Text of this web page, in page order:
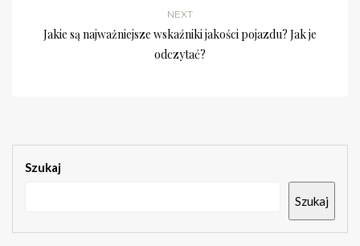
NEXT
Jakie są najważniejsze wskaźniki jakości pojazdu? Jak je
odczytać?
Szukaj
Szukaj